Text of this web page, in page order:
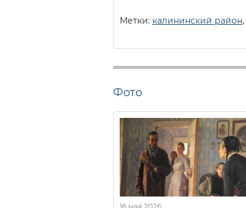
Метки: калининский район,
Фото